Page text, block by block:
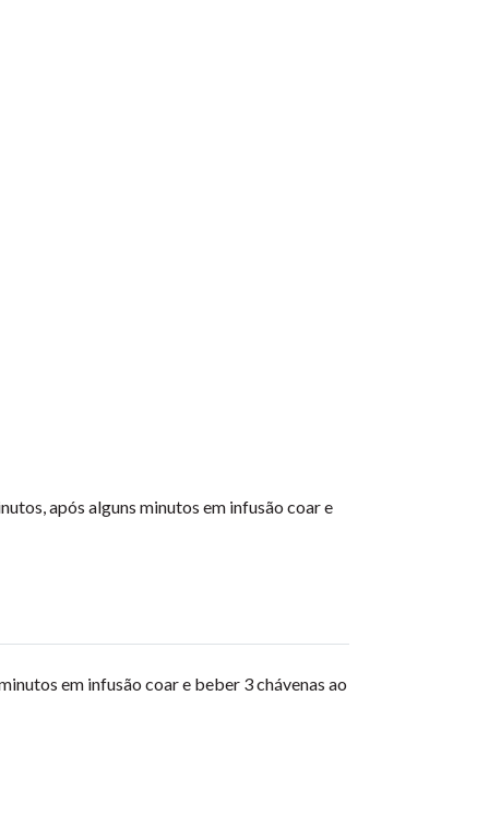
após alguns minutos em infusão coar e
em infusão coar e beber 3 chávenas ao